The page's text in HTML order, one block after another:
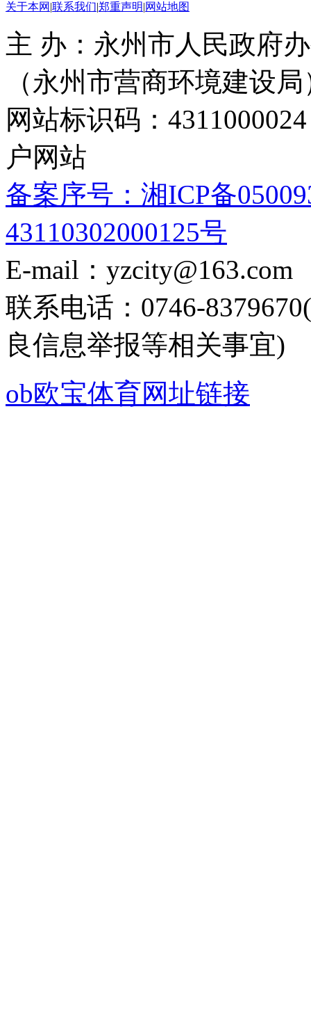
关于本网 |联系我们|郑重声明|网站地图
主 办：永州市人民政府
（永州市营商环境建设局
网站标识码：
户网站
备案序号：湘ICP备
43110302000125号
E-mail：yzcity@163.com
联系电话：0746-
良信息举报等相关事宜)
ob欧宝体育网址链接